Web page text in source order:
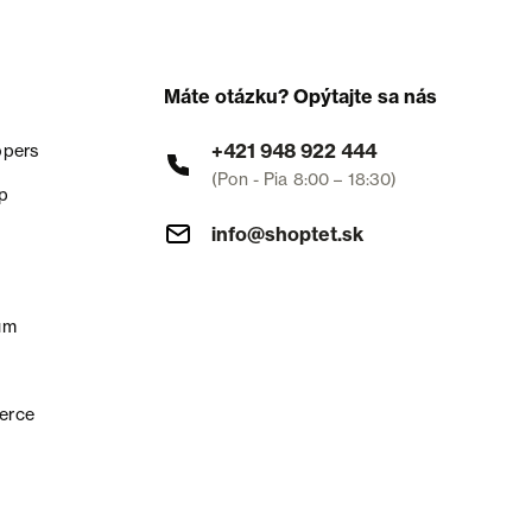
Máte otázku? Opýtajte sa nás
+421 948 922 444
(Pon - Pia 8:00 – 18:30)
info@shoptet.sk